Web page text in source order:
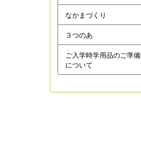
なかまづくり
３つのあ
ご入学時学用品のご準備
について